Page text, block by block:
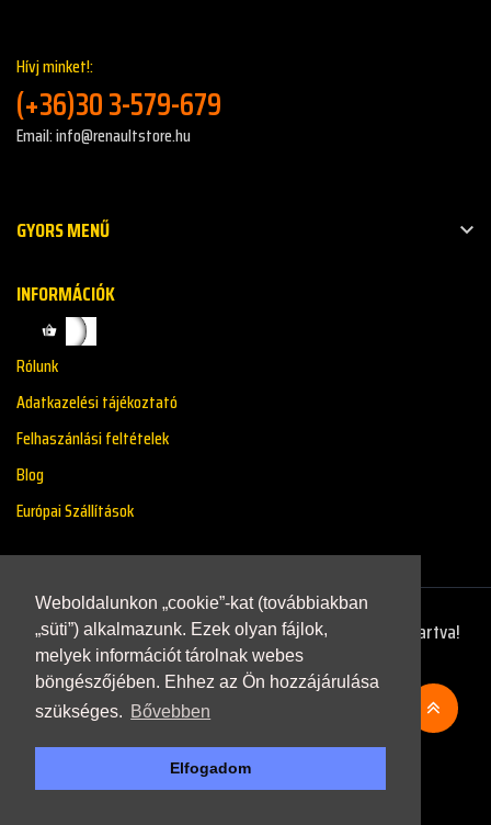
Weboldalunkon „cookie”-kat (továbbiakban
„süti”) alkalmazunk. Ezek olyan fájlok,
melyek információt tárolnak webes
böngészőjében. Ehhez az Ön hozzájárulása
szükséges. Bővebben
Elfogadom
Hívj minket!:
(+36)30 3-579-679
Email: info@renaultstore.hu
GYORS MENŰ 
INFORMÁCIÓK
Rólunk
Adatkazelési tájékoztató
Felhaszánlási feltételek
Blog
Európai Szállítások
Copyright © 2021 - Renaultstore.hu - Minden Jog Fenntartva!